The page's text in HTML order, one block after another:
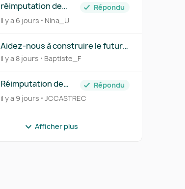
réimputation de
plusieurs achats en
CC d'associé
Répondu
il y a 6 jours
Nina_U
Aidez-nous à construire le futur
module VMP
il y a 8 jours Baptiste_F
Réimputation de
factures clients
générée sur
Répondu
il y a 9 jours
JCCASTREC
Afficher plus